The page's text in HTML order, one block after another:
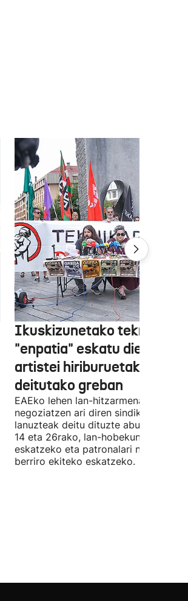
Ikuskizunetako teknikariek
"enpatia" eskatu diete
artistei hiriburuetako
deitutako greban
EAEko lehen lan-hitzarmena
negoziatzen ari diren sindikatuek
lanuzteak deitu dituzte abuztuaren 5,
14 eta 26rako, lan-hobekuntzak
eskatzeko eta patronalari
berriro ekiteko eskatzeko.